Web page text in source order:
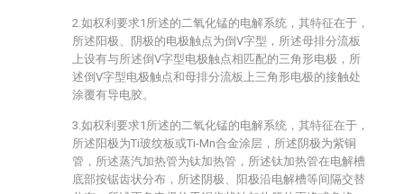
2.如权利要求1所述的二氧化锰的电解系统，其特征在于，
所述阳极、阴极的电极触点为倒V字型，所述母排分流板
上设有与所述倒V字型电极触点相匹配的三角形电极，所
述倒V字型电极触点和母排分流板上三角形电极的接触处
涂覆有导电胶。
3.如权利要求1所述的二氧化锰的电解系统，其特征在于，
所述阳极为Ti玻纹板或Ti-Mn合金涂层，所述阴极为紫铜
管，所述蒸汽加热管为钛加热管，所述钛加热管在电解槽
底部按锯齿状分布，所述阴极、阳极沿电解槽等间隔交替